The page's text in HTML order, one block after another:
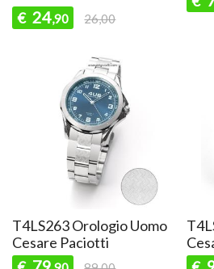
€ 24,90 26,00
T4LS263 Orologio Uomo
Cesare Paciotti